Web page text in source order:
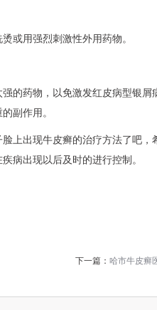
或用强烈刺激性外用药物。
的药物，以免激发红皮病型银屑
副作用。
上出现牛皮癣的治疗方法了吧，
病出现以后及时的进行控制。
下一篇： 哈市牛皮癣